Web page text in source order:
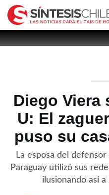
Diego Viera
U: El
puso su
La esposa del
Paraguay utilizó sus
ilusionando así a